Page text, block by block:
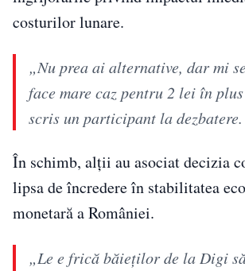
costurilor lunare.
„Nu prea ai alternative, dar mi
face mare caz pentru 2 lei în
scris un participant la dezbatere.
În schimb, alții au asociat decizia
lipsa de încredere în stabilitatea
monetară a României.
„Le e frică băieților de la Digi